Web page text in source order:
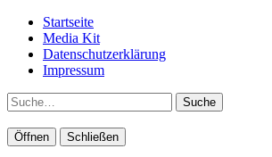
Startseite
Media Kit
Datenschutzerklärung
Impressum
Suche
Öffnen Schließen